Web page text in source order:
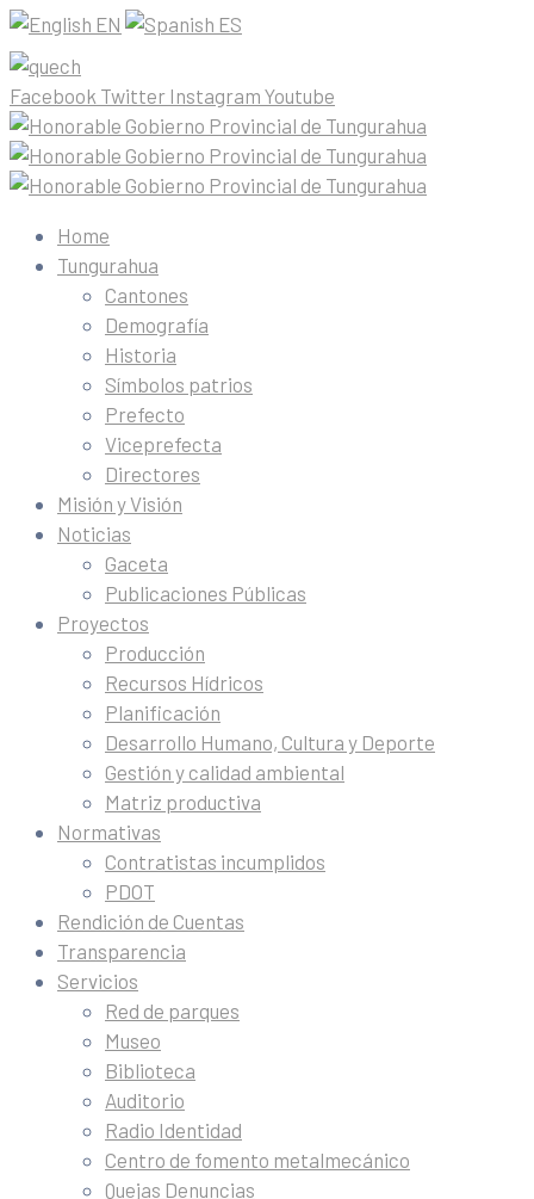
EN ES
Facebook Twitter Instagram Youtube
Home
Tungurahua
Cantones
Demografía
Historia
Símbolos patrios
Prefecto
Viceprefecta
Directores
Misión y Visión
Noticias
Gaceta
Publicaciones Públicas
Proyectos
Producción
Recursos Hídricos
Planificación
Desarrollo Humano, Cultura y Deporte
Gestión y calidad ambiental
Matriz productiva
Normativas
Contratistas incumplidos
PDOT
Rendición de Cuentas
Transparencia
Servicios
Red de parques
Museo
Biblioteca
Auditorio
Radio Identidad
Centro de fomento metalmecánico
Quejas Denuncias